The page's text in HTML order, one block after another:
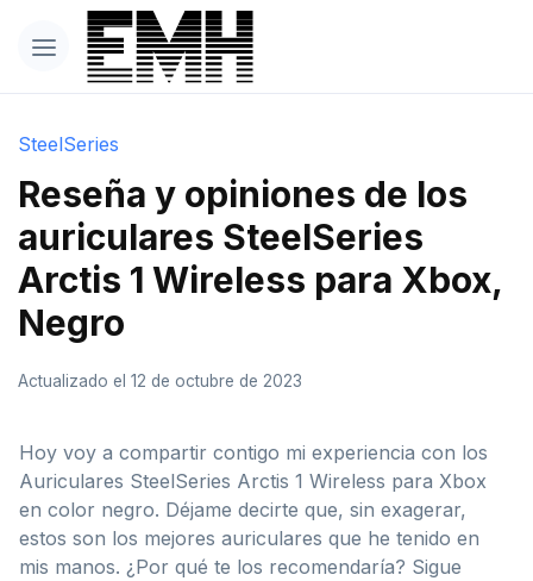
SteelSeries
Reseña y opiniones de los
auriculares SteelSeries
Arctis 1 Wireless para Xbox,
Negro
Actualizado el 12 de octubre de 2023
Hoy voy a compartir contigo mi experiencia con los
Auriculares SteelSeries Arctis 1 Wireless para Xbox
en color negro. Déjame decirte que, sin exagerar,
estos son los mejores auriculares que he tenido en
mis manos. ¿Por qué te los recomendaría? Sigue